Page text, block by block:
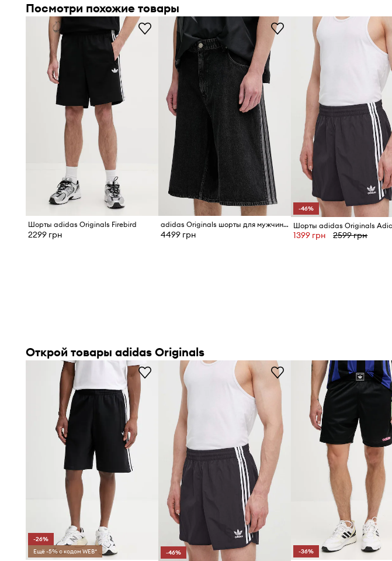
- Ширина штанины сверху: 35 см.
- Внешняя длина штанины: 54 см.
- Параметры указаны для размера: M.
Посмотри похожие товары
Шорты adidas Originals Firebird
2299 грн
adidas Originals шорты для мужчин Firebird
4499 грн
-46%
1399 грн 2599 грн
Открой товары adidas Originals
-26%
Ещё -5% с кодом WEB*
-46% -36%